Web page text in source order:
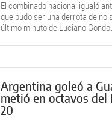
El combinado nacional igualó
que pudo ser una derrota de no
último minuto de Luciano
Argentina goleó a
metió en octavos del
20